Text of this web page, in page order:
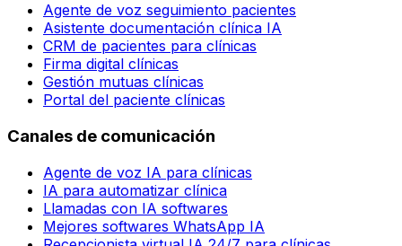
Agente de voz seguimiento pacientes
Asistente documentación clínica IA
CRM de pacientes para clínicas
Firma digital clínicas
Gestión mutuas clínicas
Portal del paciente clínicas
Canales de comunicación
Agente de voz IA para clínicas
IA para automatizar clínica
Llamadas con IA softwares
Mejores softwares WhatsApp IA